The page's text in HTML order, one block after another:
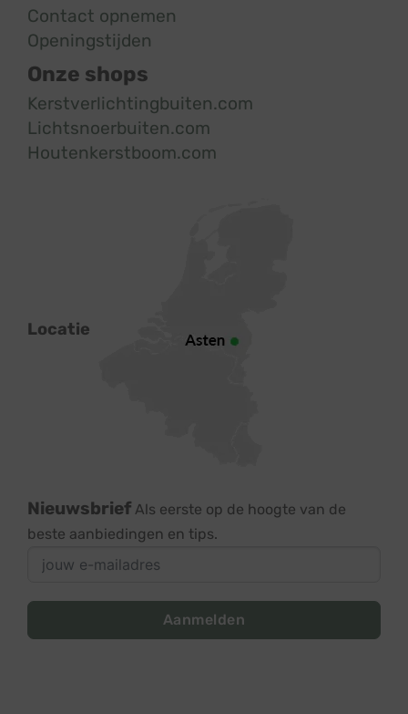
Contact opnemen
Openingstijden
Onze shops
Kerstverlichtingbuiten.com
Lichtsnoerbuiten.com
Houtenkerstboom.com
Locatie
Nieuwsbrief Als eerste op de hoogte van de
beste aanbiedingen en tips.
Aanmelden